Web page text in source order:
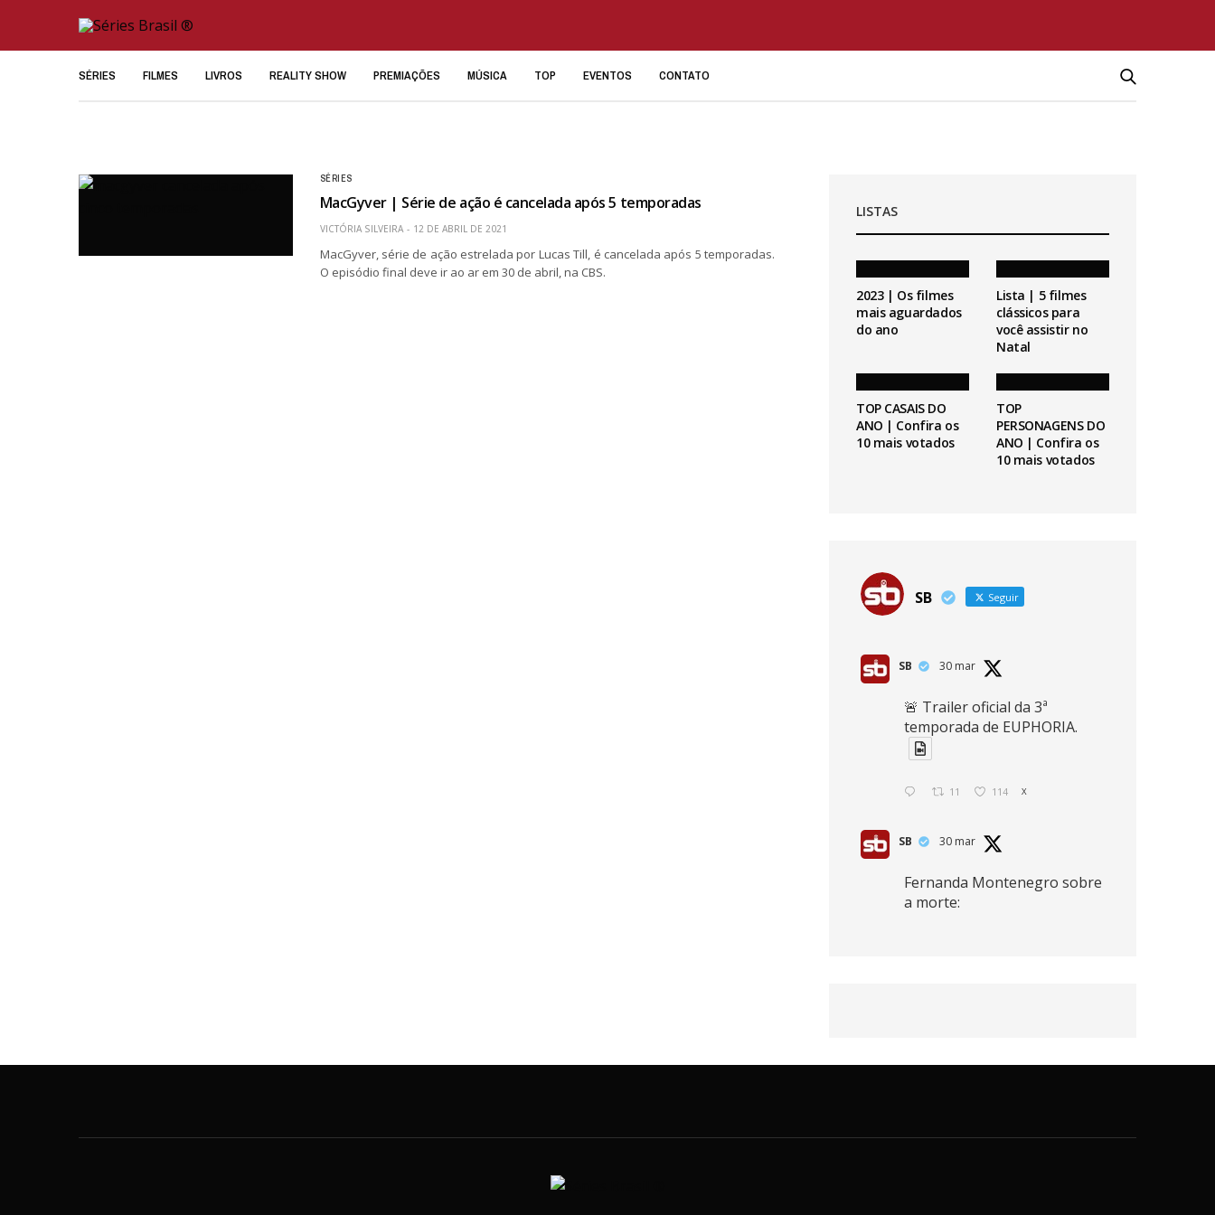
SÉRIES FILMES LIVROS REALITY SHOW PREMIAÇÕES MÚSICA TOP EVENTOS CONTATO
SÉRIES
MacGyver | Série de ação é cancelada após 5 temporadas
VICTÓRIA SILVEIRA 12 DE ABRIL DE 2021
MacGyver, série de ação estrelada por Lucas Till, é cancelada após 5 temporadas.
O episódio final deve ir ao ar em 30 de abril, na CBS.
LISTAS
2023 | Os filmes
mais aguardados
do ano
Lista | 5 filmes
clássicos para
você assistir no
Natal
TOP CASAIS DO
ANO | Confira os
10 mais votados
TOP
PERSONAGENS DO
ANO | Confira os
10 mais votados
SB Seguir
SB 30 mar
🚨 Trailer oficial da 3ª
temporada de EUPHORIA.
11 114 X
SB 30 mar
Fernanda Montenegro sobre
a morte:
SB 30 mar